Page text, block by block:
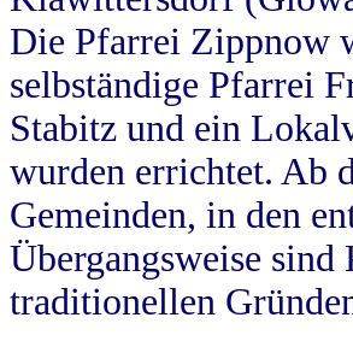
Die Pfarrei Zippnow
selbständige Pfarrei
Stabitz und ein
wurden errichtet. Ab
Gemeinden, in den
Übergangsweise
traditionellen